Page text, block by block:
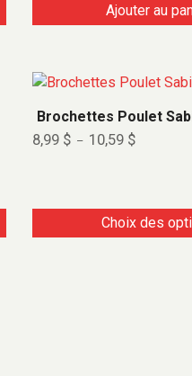
Ajouter au
Brochettes Poulet
8,99 $ – 10,59 $
Choix des